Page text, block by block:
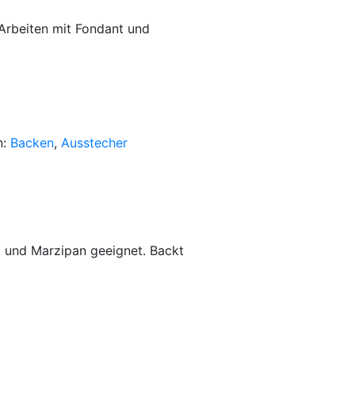
mit Fondant und
Backen, Ausstecher
Marzipan geeignet. Backt